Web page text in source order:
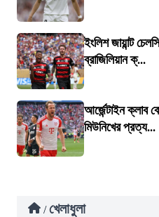
ইংলিশ জায়ান্ট
ব্রাজিলিয়ান ক্...
আর্জেন্টাইন ক্লাব
মিউনিখের প্রত্য...
/ খেলাধুলা